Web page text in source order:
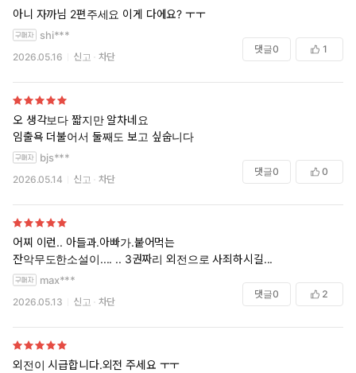
아니 자까님 2편주세요 이게 다에요? ㅜㅜ
shi***
2026.05.16 신고 차단
댓글0 1
오 생각보다 짧지만 알차네요
임출욕 더불어서 둘째도 보고 싶숩니다
bjs***
2026.05.14 신고 차단
댓글0 0
어찌 이런.. 아들과.아빠가.붙어먹는
잔악무도한소설이.... .. 3권짜리 외전으로 사죄하시길...
max***
2026.05.13 신고 차단
댓글0 2
외전이 시급합니다.외전 주세요 ㅜㅜ